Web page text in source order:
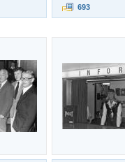
693